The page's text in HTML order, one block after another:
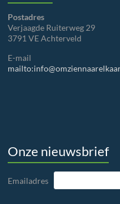
Postadres
Verjaagde Ruiterweg 29
3791 VE Achterveld
E-mail
Onze nieuwsbrief
Emailadres